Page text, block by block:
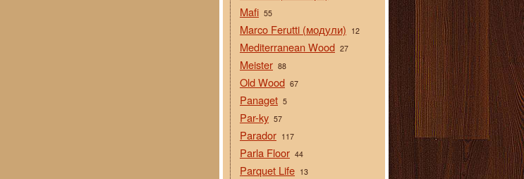
Mafi 55
Marco Ferutti (модули) 12
Mediterranean Wood 27
Meister 88
Old Wood 67
Panaget 5
Par-ky 57
Parador 117
Parla Floor 44
Parquet Life 13